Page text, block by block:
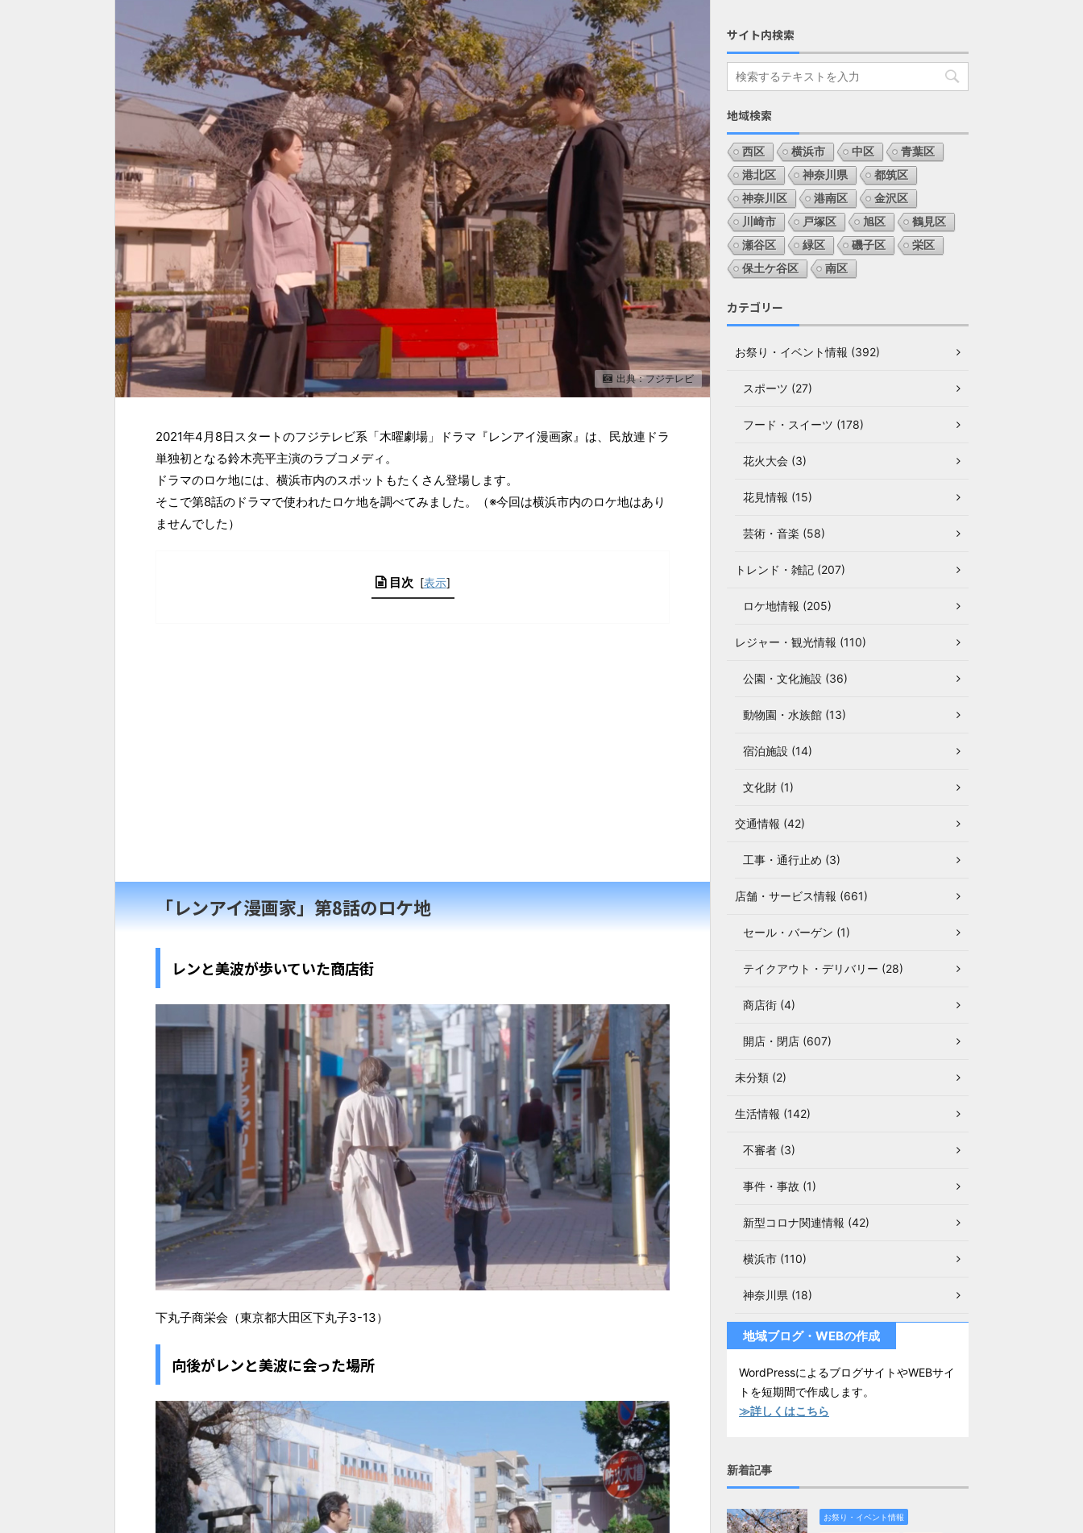
出典：フジテレビ
2021年4月8日スタートのフジテレビ系「木曜劇場」ドラマ『レンアイ漫画家』は、民放連ドラ
単独初となる鈴木亮平主演のラブコメディ。
ドラマのロケ地には、横浜市内のスポットもたくさん登場します。
そこで第8話のドラマで使われたロケ地を調べてみました。（※今回は横浜市内のロケ地はあり
ませんでした）
目次 [表示]
「レンアイ漫画家」第8話のロケ地
レンと美波が歩いていた商店街
下丸子商栄会（東京都大田区下丸子3-13）
向後がレンと美波に会った場所
サイト内検索
地域検索
西区 横浜市 中区
青葉区
港北区
神奈川県
都筑区
神奈川区
港南区
金沢区
川崎市
戸塚区 旭区
鶴見区
瀬谷区
緑区 磯子区
栄区
保土ケ谷区
南区
カテゴリー
お祭り・イベント情報 (392)
スポーツ (27)
フード・スイーツ (178)
花火大会 (3)
花見情報 (15)
芸術・音楽 (58)
トレンド・雑記 (207)
ロケ地情報 (205)
レジャー・観光情報 (110)
公園・文化施設 (36)
動物園・水族館 (13)
宿泊施設 (14)
文化財 (1)
交通情報 (42)
工事・通行止め (3)
店舗・サービス情報 (661)
セール・バーゲン (1)
テイクアウト・デリバリー (28)
商店街 (4)
開店・閉店 (607)
未分類 (2)
生活情報 (142)
不審者 (3)
事件・事故 (1)
新型コロナ関連情報 (42)
横浜市 (110)
神奈川県 (18)
地域ブログ・WEBの作成
WordPressによるブログサイトやWEBサイ
トを短期間で作成します。
≫詳しくはこちら
新着記事
お祭り・イベント情報